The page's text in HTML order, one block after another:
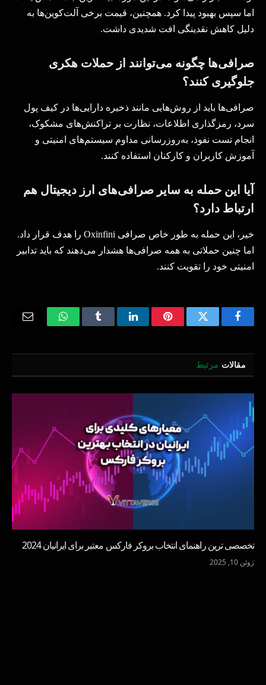
اما سپس بهبود پیدا کرد. همچنین، قیمت برخی آلت‌کوین‌ها به
دلیل کاهش نقدینگی افت شدیدی داشت.
صرافی‌ها چگونه می‌توانند از حملات هکری
جلوگیری کنند؟
صرافی‌ها باید از روش‌هایی مانند ذخیره دارایی‌ها در کیف پول
سرد، رمزگذاری اطلاعات، نظارت بر تراکنش‌های مشکوک،
انجام تست نفوذ، به‌روزرسانی مداوم سیستم‌های امنیتی و
آموزش کاربران و کارکنان استفاده کنند.
آیا این حمله به سایر صرافی‌های ارز دیجیتال هم
ارتباط دارد؟
خیر، این حمله به طور خاص صرافی Oxinfini را هدف قرار داد.
اما چنین حملاتی به همه صرافی‌ها هشدار می‌دهند که باید تدابیر
امنیتی خود را تقویت کنند.
Facebook
Twitter
Pinterest
LinkedIn
Tumblr
WhatsApp
مقالات مرتبط
تخصصی ترین راهنمای انتخاب بروکر فارکس معتبر برای ایرانیان 2024
ژوئن 10, 2025